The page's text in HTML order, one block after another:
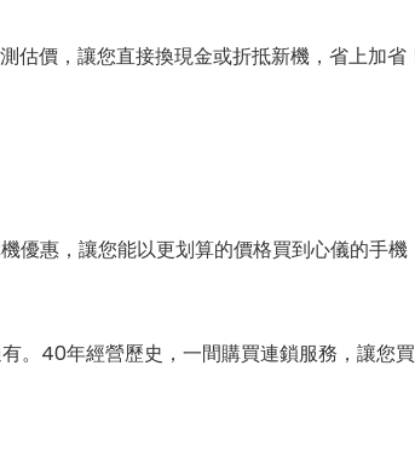
估價，讓您直接換現金或折抵新機，省上加
惠，讓您能以更划算的價格買到心儀的手機
。40年經營歷史，一間購買連鎖服務，讓您